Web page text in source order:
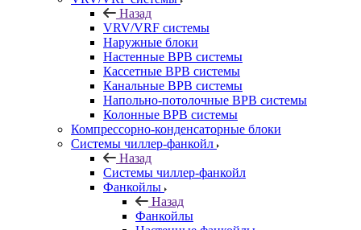
Назад
VRV/VRF системы
Наружные блоки
Настенные ВРВ системы
Кассетные ВРВ системы
Канальные ВРВ системы
Напольно-потолочные ВРВ системы
Колонные ВРВ системы
Компрессорно-конденсаторные блоки
Системы чиллер-фанкойл
Назад
Системы чиллер-фанкойл
Фанкойлы
Назад
Фанкойлы